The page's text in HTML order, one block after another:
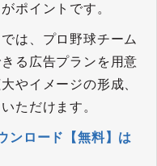
ポイントです。
では、プロ野球チーム
る広告プランを用意
やイメージの形成、
ただけます。
ンロード【無料】は